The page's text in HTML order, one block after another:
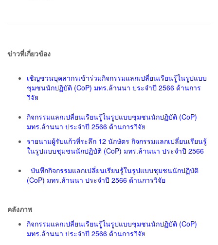
ข่าวที่เกี่ยวข้อง
เชิญชวนบุคลากรเข้าร่วมกิจกรรมแลกเปลี่ยนเรียนรู้ในรูปแบบ
ชุมชนนักปฏิบัติ (CoP) มทร.ล้านนา ประจำปี 2566 ด้านการ
วิจัย
กิจกรรมแลกเปลี่ยนเรียนรู้ในรูปแบบชุมชนนักปฏิบัติ (CoP)
มทร.ล้านนา ประจำปี 2566 ด้านการวิจัย
รายนามผู้รับแก้วที่ระลึก 12 นักษัตร กิจกรรมแลกเปลี่ยนเรียนรู้
ในรูปแบบชุมชนนักปฏิบัติ (CoP) มทร.ล้านนา ประจำปี 2566
บันทึกกิจกรรมแลกเปลี่ยนเรียนรู้ในรูปแบบชุมชนนักปฏิบัติ
(CoP) มทร.ล้านนา ประจำปี 2566 ด้านการวิจัย
คลังภาพ
กิจกรรมแลกเปลี่ยนเรียนรู้ในรูปแบบชุมชนนักปฏิบัติ (CoP)
มทร.ล้านนา ประจำปี 2566 ด้านการวิจัย